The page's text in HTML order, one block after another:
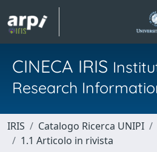
CINECA IRIS
Research
IRIS Catalogo Ricerca UNIPI
1.1 Articolo in rivista